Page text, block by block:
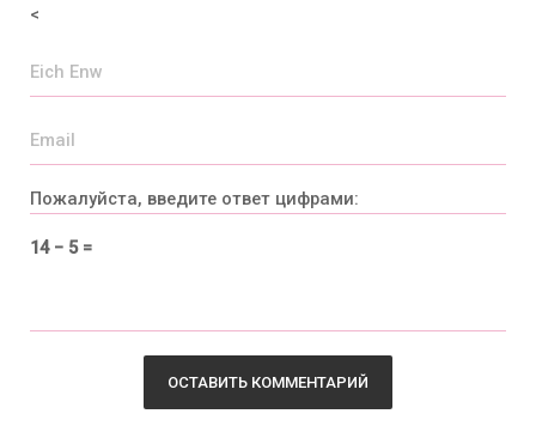
<
Пожалуйста, введите ответ цифрами:
14 − 5 =